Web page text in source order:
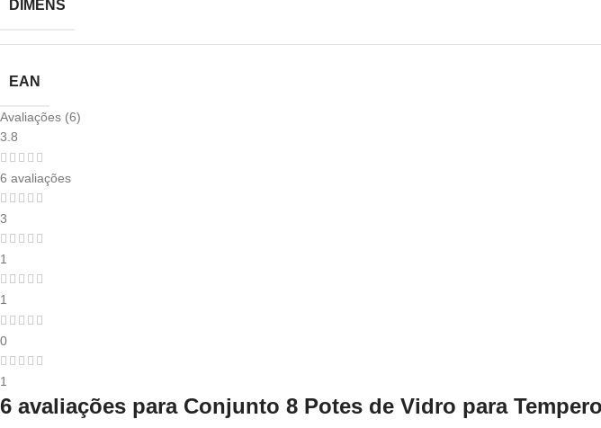
DIMENS
EAN
Avaliações (6)
3.8
6 avaliações
3
1
1
0
1
6 avaliações para Conjunto 8 Potes de Vidro para